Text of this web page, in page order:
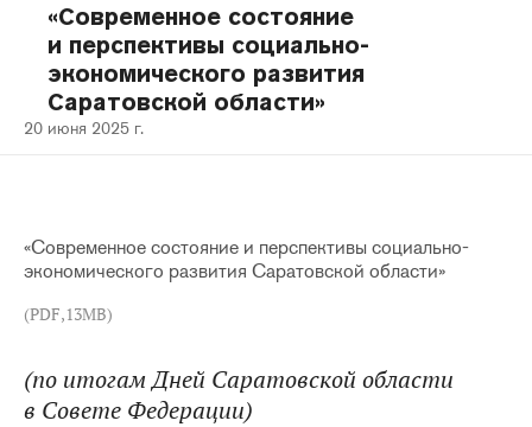
«Современное состояние
и перспективы социально-
экономического развития
Саратовской области»
20 июня 2025 г.
«Современное состояние и перспективы социально-
экономического развития Саратовской области»
(PDF,13MB)
(по итогам Дней Саратовской области
в Совете Федерации)